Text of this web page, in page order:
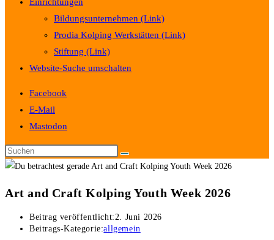
Bildungsunternehmen (Link)
Prodia Kolping Werkstätten (Link)
Stiftung (Link)
Website-Suche umschalten
Facebook
E-Mail
Mastodon
Art and Craft Kolping Youth Week 2026
Beitrag veröffentlicht:2. Juni 2026
Beitrags-Kategorie:allgemein